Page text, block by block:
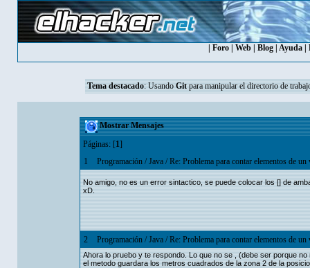
Foro Web Blog Ayuda
Tema destacado: Usando Git para manipular el directorio de
Mostrar Mensajes
Páginas: [1]
1
Programación/Java/Re: Problema para contar elementos de un
No amigo, no es un error sintactico, se puede colocar los [] de
xD.
2 Programación/Java/Re: Problema para contar elementos de un
Ahora lo pruebo y te respondo. Lo que no se , (debe ser porque
el metodo guardara los metros cuadrados de la zona 2 de la